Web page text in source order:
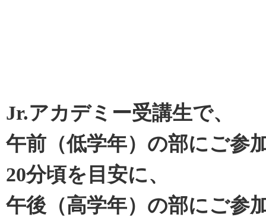
Jr.アカデミー受講生で、
午前（低学年）の部にご参
20分頃を目安に、
午後（高学年）の部にご参